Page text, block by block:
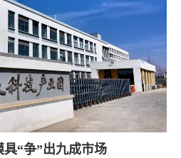
“争”出九成市场